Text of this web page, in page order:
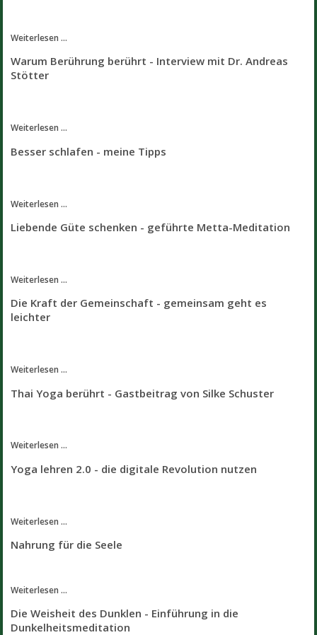
Weiterlesen ...
Warum Berührung berührt - Interview mit Dr. Andreas
Stötter
Weiterlesen ...
Besser schlafen - meine Tipps
Weiterlesen ...
Liebende Güte schenken - geführte Metta-Meditation
Weiterlesen ...
Die Kraft der Gemeinschaft - gemeinsam geht es
leichter
Weiterlesen ...
Thai Yoga berührt - Gastbeitrag von Silke Schuster
Weiterlesen ...
Yoga lehren 2.0 - die digitale Revolution nutzen
Weiterlesen ...
Nahrung für die Seele
Weiterlesen ...
Die Weisheit des Dunklen - Einführung in die
Dunkelheitsmeditation